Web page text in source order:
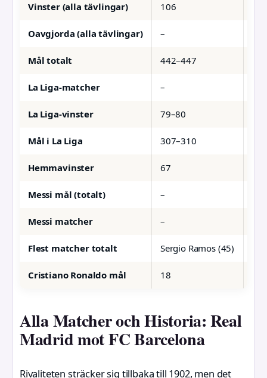
Vinster (alla tävlingar) 106
Oavgjorda (alla tävlingar) –
Mål totalt 442–447
La Liga-matcher –
La Liga-vinster 79–80
Mål i La Liga 307–310
Hemmavinster 67
Messi mål (totalt) –
Messi matcher –
Flest matcher totalt Sergio Ramos (45)
Cristiano Ronaldo mål 18
Alla Matcher och Historia: Real
Madrid mot FC Barcelona
Rivaliteten sträcker sig tillbaka till 1902, men det